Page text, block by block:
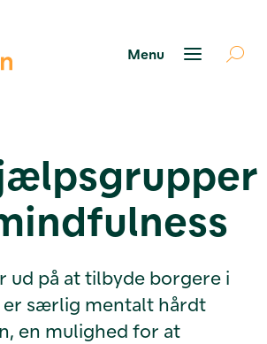
ud på at tilbyde borgere i
er særlig mentalt hårdt
en mulighed for at